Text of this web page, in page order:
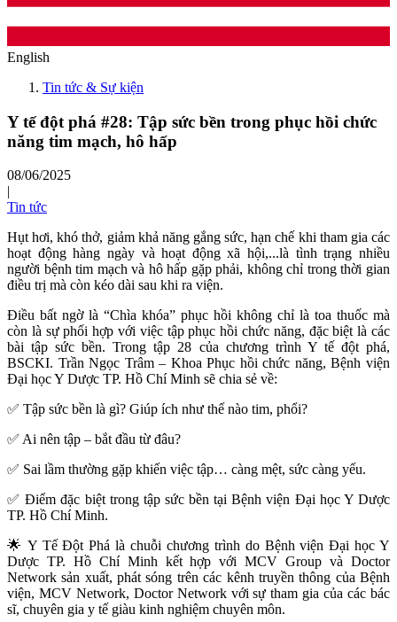
English
Tin tức & Sự kiện
Y tế đột phá #28: Tập sức bền trong phục hồi chức
năng tim mạch, hô hấp
08/06/2025
|
Tin tức
Hụt hơi, khó thở, giảm khả năng gắng sức, hạn chế khi tham gia các
hoạt động hàng ngày và hoạt động xã hội,...là tình trạng nhiều
người bệnh tim mạch và hô hấp gặp phải, không chỉ trong thời gian
điều trị mà còn kéo dài sau khi ra viện.
Điều bất ngờ là “Chìa khóa” phục hồi không chỉ là toa thuốc mà
còn là sự phối hợp với việc tập phục hồi chức năng, đặc biệt là các
bài tập sức bền. Trong tập 28 của chương trình Y tế đột phá,
BSCKI. Trần Ngọc Trâm – Khoa Phục hồi chức năng, Bệnh viện
Đại học Y Dược TP. Hồ Chí Minh sẽ chia sẻ về:
✅ Tập sức bền là gì? Giúp ích như thế nào tim, phổi?
✅ Ai nên tập – bắt đầu từ đâu?
✅ Sai lầm thường gặp khiến việc tập… càng mệt, sức càng yếu.
✅ Điểm đặc biệt trong tập sức bền tại Bệnh viện Đại học Y Dược
TP. Hồ Chí Minh.
🌟 Y Tế Đột Phá là chuỗi chương trình do Bệnh viện Đại học Y
Dược TP. Hồ Chí Minh kết hợp với MCV Group và Doctor
Network sản xuất, phát sóng trên các kênh truyền thông của Bệnh
viện, MCV Network, Doctor Network với sự tham gia của các bác
sĩ, chuyên gia y tế giàu kinh nghiệm chuyên môn.